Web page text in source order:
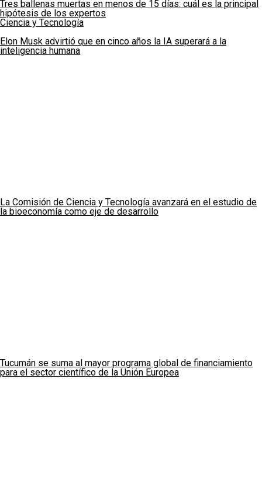
Tres ballenas muertas en menos de 15 días: cuál es la principal
hipótesis de los expertos
Ciencia y Tecnología
Elon Musk advirtió que en cinco años la IA superará a la
inteligencia humana
La Comisión de Ciencia y Tecnología avanzará en el estudio de
la bioeconomía como eje de desarrollo
Tucumán se suma al mayor programa global de financiamiento
para el sector científico de la Unión Europea